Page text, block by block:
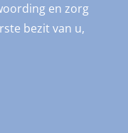
en zorg
bezit van u,